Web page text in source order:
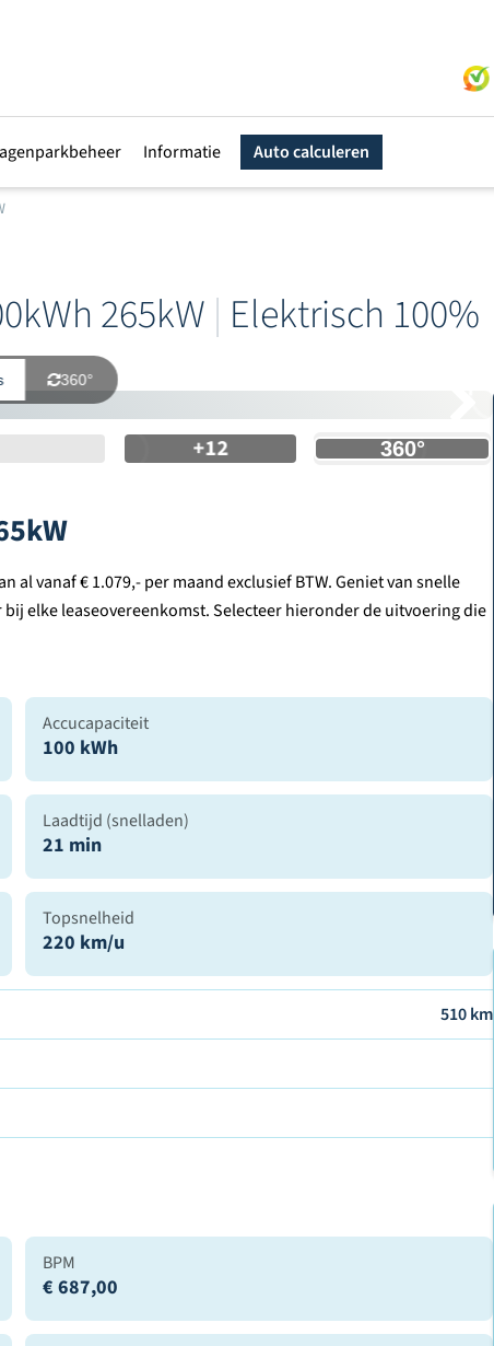
Informatie Auto calculeren
265kW | Elektrisch 100%
360°
+12
al vanaf € 1.079,- per maand exclusief BTW. Geniet van snelle
elke leaseovereenkomst. Selecteer hieronder de uitvoering die
Accucapaciteit
100 kWh
Laadtijd (snelladen)
21 min
Topsnelheid
220 km/u
510 km
BPM
€ 687,00